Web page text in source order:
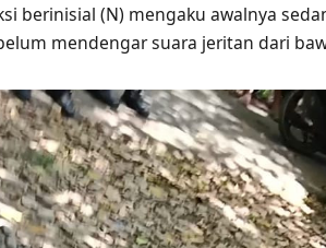
berinisial (N) mengaku awalnya
mendengar suara jeritan dari